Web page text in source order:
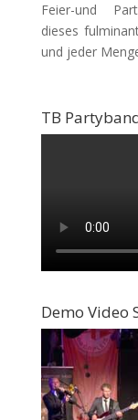
Feier-und
dieses
und jeder
TB
Demo Video